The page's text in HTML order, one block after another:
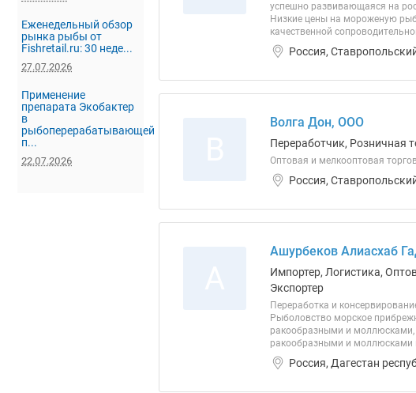
Еженедельный обзор
рынка рыбы от
Fishretail.ru: 30 неде...
27.07.2026
Применение
препарата Экобактер
в
рыбоперерабатывающей
п...
22.07.2026
успешно развивающаяся на
Низкие цены на мороженую
качественной
Россия,
Волга Дон, ООО
Переработчик, Розничная
Оптовая и мелкооптовая
Россия,
Ашурбеков Алиасхаб
Импортер, Логистика,
Экспортер
Переработка и
Рыболовство морское
ракообразными и моллюсками,
ракообразными и моллюсками
Россия, Дагестан